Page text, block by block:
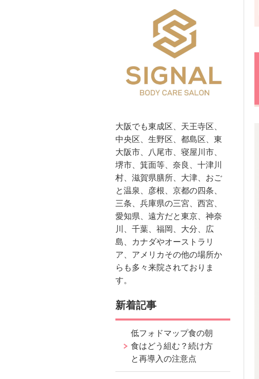
大阪でも東成区、天王寺区、
中央区、生野区、都島区、東
大阪市、八尾市、寝屋川市、
堺市、箕面等、奈良、十津川
村、滋賀県膳所、大津、おご
と温泉、彦根、京都の四条、
三条、兵庫県の三宮、西宮、
愛知県、遠方だと東京、神奈
川、千葉、福岡、大分、広
島、カナダやオーストラリ
ア、アメリカその他の場所か
らも多々来院されておりま
す。
新着記事
低フォドマップ食の朝
食はどう組む？続け方
と再導入の注意点